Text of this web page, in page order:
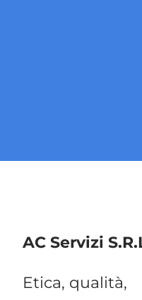
AC Servizi
Etica, qualità,